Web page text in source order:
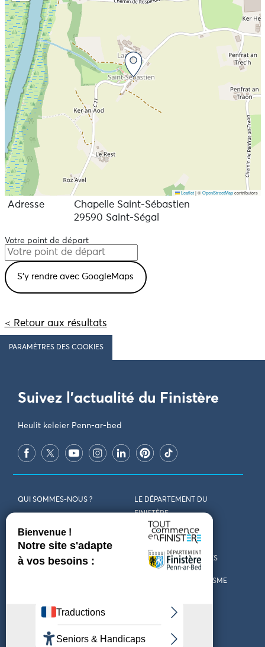
Leaflet |©OpenStreetMapcontributors
Adresse
Chapelle Saint-Sébastien
29590 Saint-Ségal
Votre point de départ
< Retour aux résultats
PARAMÈTRES DES COOKIES
Suivez l'actualité du Finistère
Heulit keleier Penn-ar-bed
QUI SOMMES-NOUS ?
LE DÉPARTEMENT DU
FINISTÈRE
REJOIGNEZ-NOUS VENIR EN FINISTÈRE
CONTACT CARTES ET BROCHURES
LES OFFICES DE TOURISME
D’ACCESSIBILITÉ